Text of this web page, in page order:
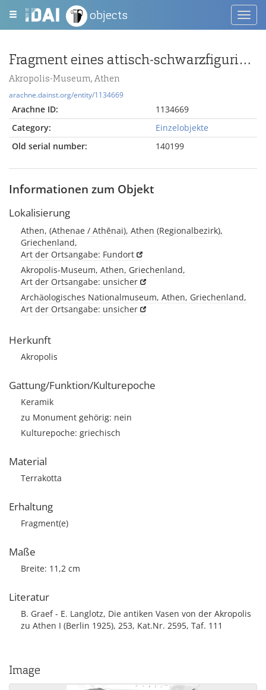
objects
Fragment eines attisch-schwarzfigurigen Epinetrons mit Frau und Mann, einander gegenüber sitzend
Akropolis-Museum, Athen
arachne.dainst.org/entity/1134669
Arachne ID:
1134669
Category:
Einzelobjekte
Old serial number:
140199
Informationen zum Objekt
Lokalisierung
Athen, (Athenae / Athēnai), Athen (Regionalbezirk),
Griechenland,
Art der Ortsangabe: Fundort
Akropolis-Museum, Athen, Griechenland,
Art der Ortsangabe: unsicher
Archäologisches Nationalmuseum, Athen, Griechenland,
Art der Ortsangabe: unsicher
Herkunft
Akropolis
Gattung/Funktion/Kulturepoche
Keramik
zu Monument gehörig: nein
Kulturepoche: griechisch
Material
Terrakotta
Erhaltung
Fragment(e)
Maße
Breite: 11,2 cm
Literatur
B. Graef - E. Langlotz, Die antiken Vasen von der Akropolis
zu Athen I (Berlin 1925), 253, Kat.Nr. 2595, Taf. 111
Image